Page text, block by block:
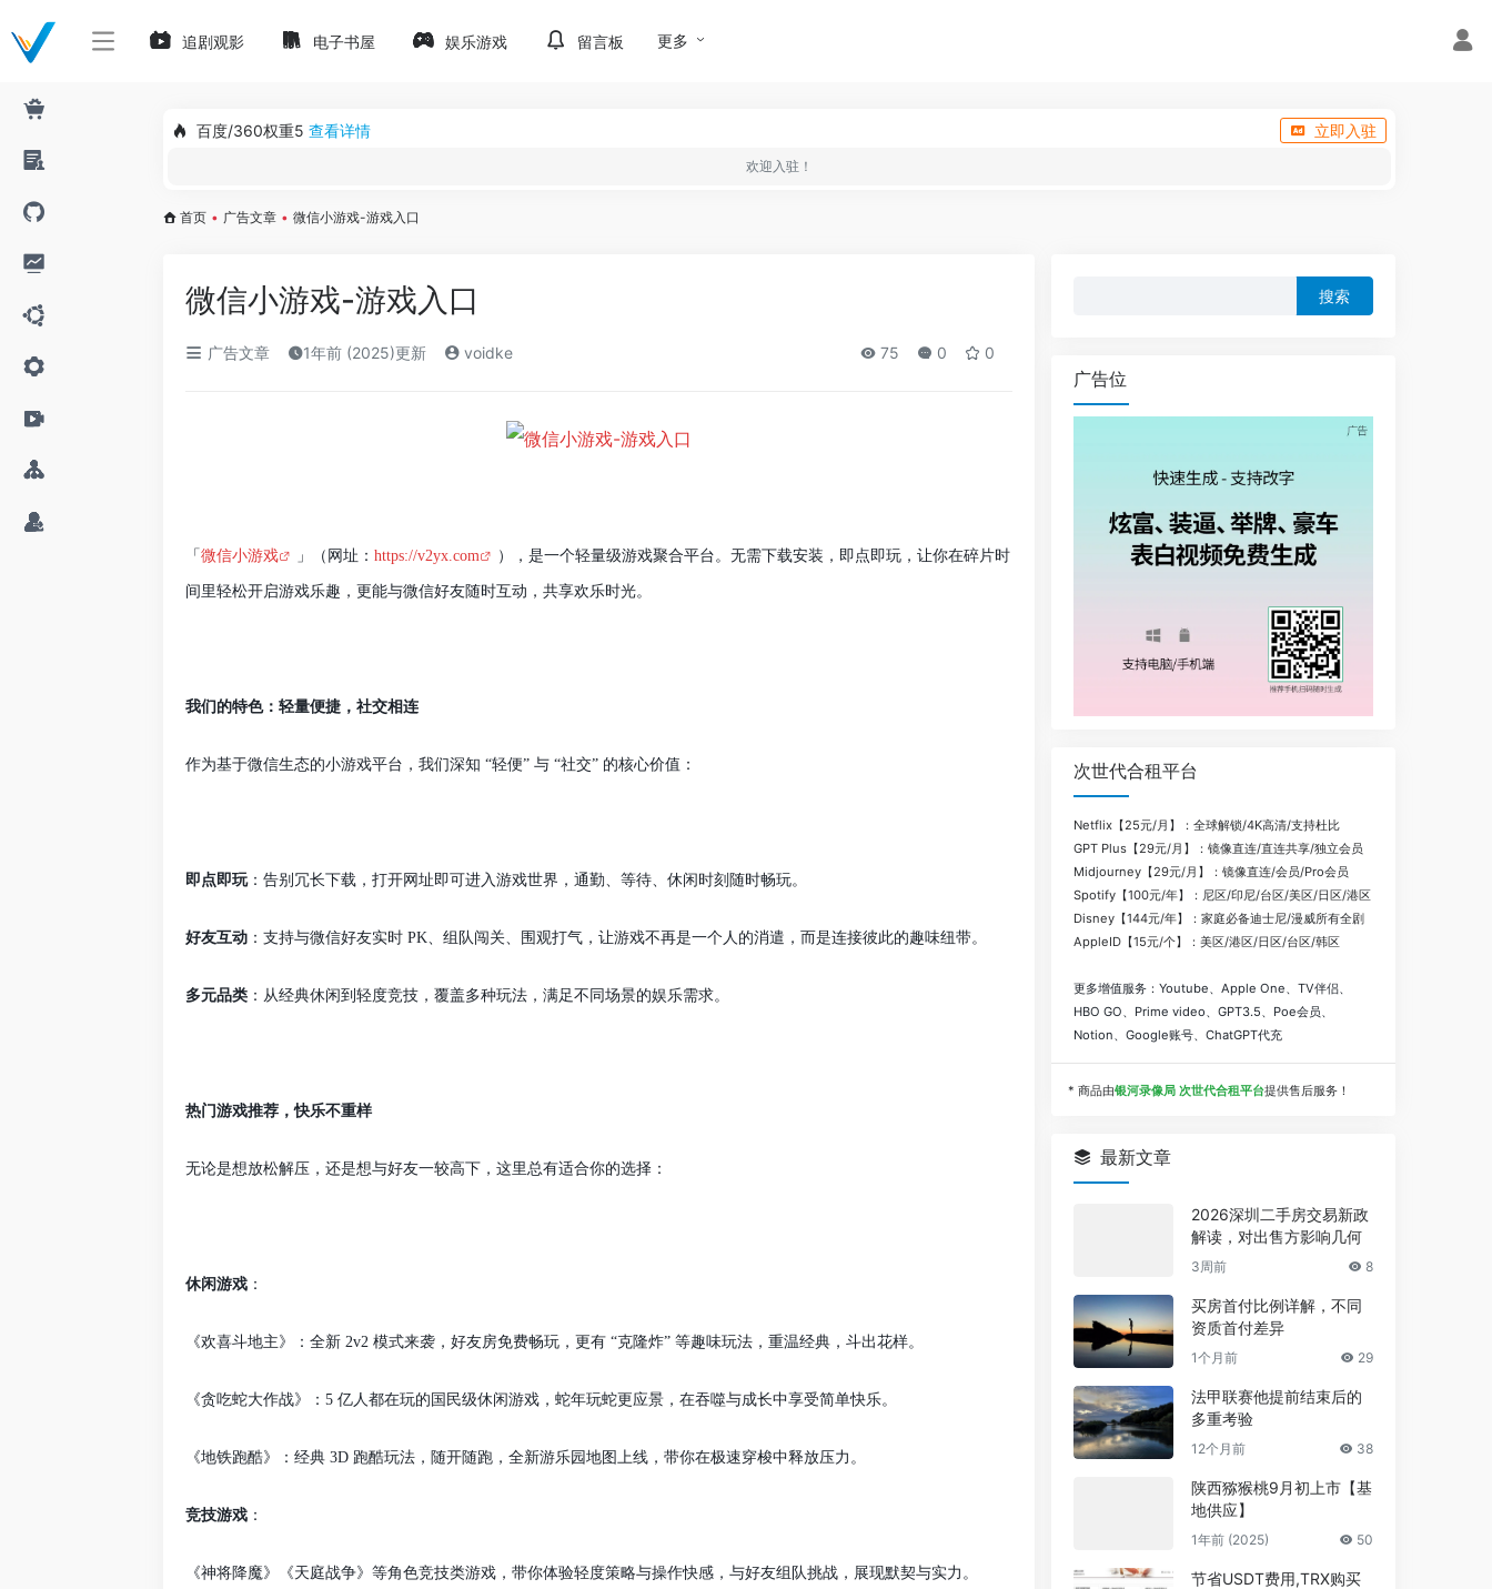
追剧观影 电子书屋 娱乐游戏 留言板 更多
百度/360权重5 查看详情 立即入驻
欢迎入驻！
首页 • 广告文章 • 微信小游戏-游戏入口
微信小游戏-游戏入口
广告文章 1年前 (2025)更新 voidke 75 0 0
「微信小游戏 」（网址： https://v2yx.com ），是一个轻量级游戏聚合平台。无需下载安装，即点即玩，让你在碎片时
间里轻松开启游戏乐趣，更能与微信好友随时互动，共享欢乐时光。
我们的特色：轻量便捷，社交相连
作为基于微信生态的小游戏平台，我们深知 “轻便” 与 “社交” 的核心价值：
即点即玩：告别冗长下载，打开网址即可进入游戏世界，通勤、等待、休闲时刻随时畅玩。
好友互动 ：支持与微信好友实时 PK 、组队闯关、围观打气，让游戏不再是一个人的消遣，而是连接彼此的趣味纽带。
多元品类 ：从经典休闲到轻度竞技，覆盖多种玩法，满足不同场景的娱乐需求。
热门游戏推荐，快乐不重样
无论是想放松解压，还是想与好友一较高下，这里总有适合你的选择：
休闲游戏 ：
《欢喜斗地主》：全新 2v2 模式来袭，好友房免费畅玩，更有 “克隆炸” 等趣味玩法，重温经典，斗出花样。
《贪吃蛇大作战》： 5 亿人都在玩的国民级休闲游戏，蛇年玩蛇更应景，在吞噬与成长中享受简单快乐。
《地铁跑酷》：经典 3D 跑酷玩法，随开随跑，全新游乐园地图上线，带你在极速穿梭中释放压力。
竞技游戏 ：
《神将降魔》《天庭战争》等角色竞技类游戏，带你体验轻度策略与操作快感，与好友组队挑战，展现默契与实力。
广告位
次世代合租平台
Netflix【25元/月】：全球解锁/4K高清/支持杜比
GPT Plus【29元/月】：镜像直连/直连共享/独立会员
Midjourney【29元/月】：镜像直连/会员/Pro会员
Spotify【100元/年】：尼区/印尼/台区/美区/日区/港区
Disney【144元/年】：家庭必备迪士尼/漫威所有全剧
AppleID【15元/个】：美区/港区/日区/台区/韩区
更多增值服务：Youtube、Apple One、TV伴侣、
HBO GO、Prime video、GPT3.5、Poe会员、
Notion、Google账号、ChatGPT代充
* 商品由银河录像局 次世代合租平台提供售后服务！
最新文章
2026深圳二手房交易新政
解读，对出售方影响几何
3周前 8
买房首付比例详解，不同
资质首付差异
1个月前 29
法甲联赛他提前结束后的
多重考验
12个月前 38
陕西猕猴桃9月初上市【基
地供应】
1年前 (2025) 50
节省USDT费用,TRX购买